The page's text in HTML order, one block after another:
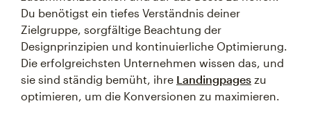
Du benötigst ein tiefes Verständnis deiner
Zielgruppe, sorgfältige Beachtung der
Designprinzipien und kontinuierliche Optimierung.
Die erfolgreichsten Unternehmen wissen das, und
sie sind ständig bemüht, ihre Landingpages zu
optimieren, um die Konversionen zu maximieren.